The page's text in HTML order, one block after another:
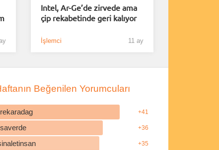
Intel, Ar-Ge’de zirvede ama
çip rekabetinde geri kalıyor
İşlemci 11 ay
Beğenilen Yorumcuları
+41
+36
+35